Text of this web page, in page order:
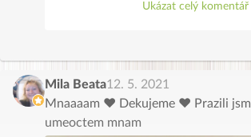
semínek.) . Pak jsem to dala do
oleje BIO, aby šla konzistence do
prášku. Pak jsem přendala do mísy a
podle chuti a promíchávala, až
mňamózní konzistence. No a pak se
mizí. Je fajn to třeba dát do lednice,
Ukázat celý komentář
Mila Beata12. 5. 2021
Mnaaaam ♥️ Dekujeme ♥️ Prazili
umeoctem mnam